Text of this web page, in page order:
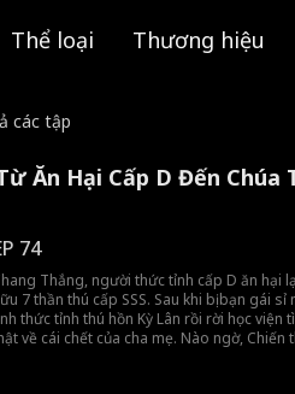
Thể loại Thương hiệu
các tập
Ăn Hại Cấp D Đến Chúa
74
Thắng, người thức tỉnh cấp D ăn hại
7 thần thú cấp SSS. Sau khi bị bạn gái sỉ
thức tỉnh thú hồn Kỳ Lân rồi rời học viện
về cái chết của cha mẹ. Nào ngờ, Chiến